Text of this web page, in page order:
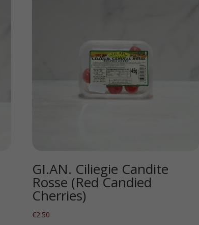
GI.AN. Ciliegie Candite
Rosse (Red Candied
Cherries)
€2.50